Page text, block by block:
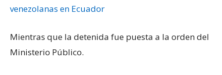
venezolanas en Ecuador
Mientras que la detenida fue puesta a la orden del
Ministerio Público.